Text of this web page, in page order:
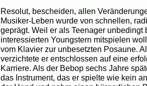
Resolut, bescheiden, allen
Musiker-Leben wurde von schnellen,
geprägt. Weil er als Teenager
interessierten Youngstern mitspielen
vom Klavier zur unbesetzten Posaune.
verzichtete er entschlossen auf eine
Karriere. Als der Bebop sechs Jahre
das Instrument, das er spielte wie kein